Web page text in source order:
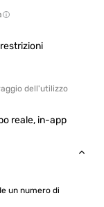
dell'utilizzo
reale, in-app
un numero di